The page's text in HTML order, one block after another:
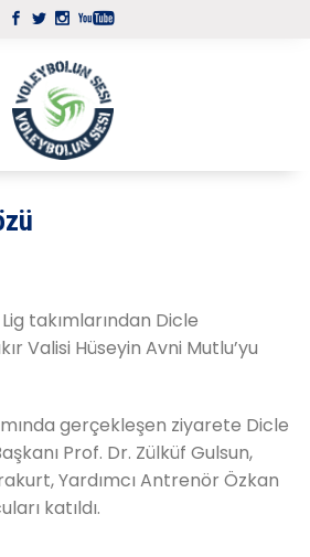
takımlarından Dicle
Valisi Hüseyin Avni Mutlu’yu
gerçekleşen ziyarete Dicle
Prof. Dr. Zülküf Gulsun,
Yardımcı Antrenör Özkan
katıldı.